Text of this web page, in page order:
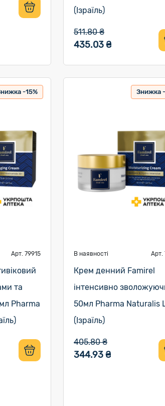
(Ізраїль)
511.80 ₴
435.03 ₴
-15%
Арт. 79915
та
Pharma
Знижка
В наявності Арт.
Крем денний Famirel
інтенсивно
50мл Pharma Naturalis
(Ізраїль)
405.80 ₴
344.93 ₴